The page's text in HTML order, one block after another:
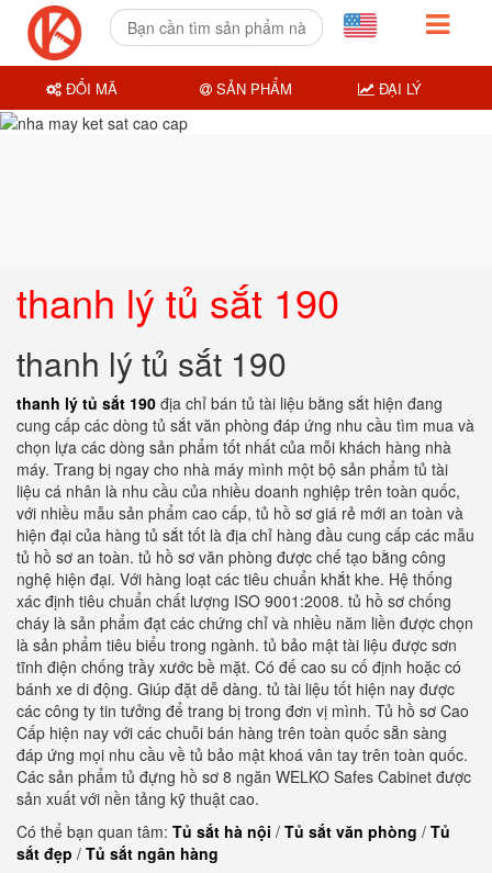
thanh lý tủ sắt 190
thanh lý tủ sắt 190
thanh lý tủ sắt 190 địa chỉ bán tủ tài liệu bằng sắt hiện đang
cung cấp các dòng tủ sắt văn phòng đáp ứng nhu cầu tìm mua và
chọn lựa các dòng sản phẩm tốt nhất của mỗi khách hàng nhà
máy. Trang bị ngay cho nhà máy mình một bộ sản phẩm tủ tài
liệu cá nhân là nhu cầu của nhiều doanh nghiệp trên toàn quốc,
với nhiều mẫu sản phẩm cao cấp, tủ hồ sơ giá rẻ mới an toàn và
hiện đại của hàng tủ sắt tốt là địa chỉ hàng đầu cung cấp các mẫu
tủ hồ sơ an toàn. tủ hồ sơ văn phòng được chế tạo bằng công
nghệ hiện đại. Với hàng loạt các tiêu chuẩn khắt khe. Hệ thống
xác định tiêu chuẩn chất lượng ISO 9001:2008. tủ hồ sơ chống
cháy là sản phẩm đạt các chứng chỉ và nhiều năm liền được chọn
là sản phẩm tiêu biểu trong ngành. tủ bảo mật tài liệu được sơn
tĩnh điện chống trầy xước bề mặt. Có đế cao su cố định hoặc có
bánh xe di động. Giúp đặt dễ dàng. tủ tài liệu tốt hiện nay được
các công ty tin tưởng để trang bị trong đơn vị mình. Tủ hồ sơ Cao
Cấp hiện nay với các chuỗi bán hàng trên toàn quốc sẵn sàng
đáp ứng mọi nhu cầu về tủ bảo mật khoá vân tay trên toàn quốc.
Các sản phẩm tủ đựng hồ sơ 8 ngăn WELKO Safes Cabinet được
sản xuất với nền tảng kỹ thuật cao.
Có thể bạn quan tâm: Tủ sắt hà nội / Tủ sắt văn phòng / Tủ
sắt đẹp / Tủ sắt ngân hàng
ĐỔI MÃ SẢN PHẨM ĐẠI LÝ